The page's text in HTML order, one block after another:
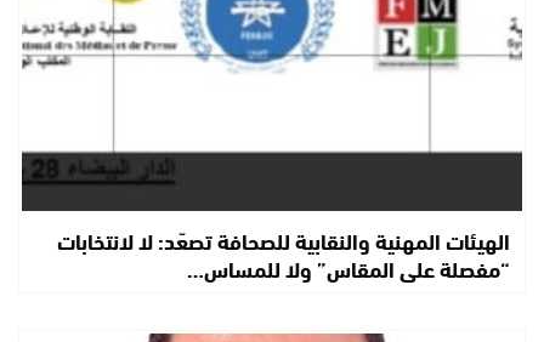
الهيئات المهنية والنقابية للصحافة تصعّد: لا لانتخابات
“مفصلة على المقاس” ولا للمساس…